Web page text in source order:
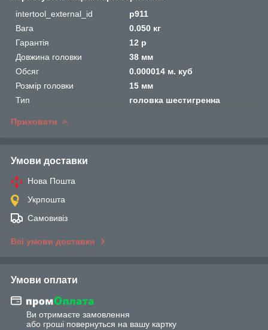
intertool_external_id
p911
Вага
0.050 кг
Гарантія
12 р
Довжина головки
38 мм
Обсяг
0.000014 м. куб
Розмір головки
15 мм
Тип
головка шестигренна
Приховати
Умови доставки
Нова Пошта
Укрпошта
Самовивіз
Всі умови доставки
Умови оплати
Ви отримаєте замовлення
або гроші повернуться на вашу картку